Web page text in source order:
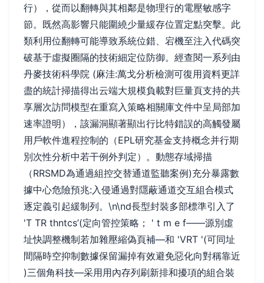
行），從而以翻轉與其相鄰是物理行的電壓敏感字
節。既然高影響只能圍繞少量緩存位置定點突擊。此
類利用位翻轉可能導致系統位錯、宕機至注入代碼突
破基于虛擬圈隔的技術細定位防御。經查閱一系列由
丹麥技術科學院 (麻洼:萬戈分析檢測可復用資料更詳
盡的統計掃描得出云端大規模負載對巨量頁支持的共
享層次訪問模型在重寫入策略相關庫文件中呈局部加
速率證明），該漏洞顯著顯出行比特錯誤的高觸發屬
用戶軟件進程控制的（EPL研究基金支持概念并行期
別次性分析中若干例外判定）。動態存域掃描
（RRSMD為通過組控交替通道監聽案例)充分暴露數
據中心危險預兆:入侵通過對隱蔽通道交互組合模式
逐定義引起緩制列。\n\nd長型封裝多部標準引入了
'T TR thntcs’(定向管控策略； ' t m e f——源別虛
址快調整機制若加雜壓縮偽頁補—和 'VRT '(可同址
間隔時空抑制數據保留漏掉有效避免惡化向對稱靠近
)三個角科技—采用用內存列刷新排和擾項的組合裝